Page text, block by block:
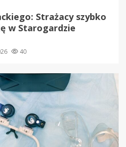
Strażacy szybko
w Starogardzie
40